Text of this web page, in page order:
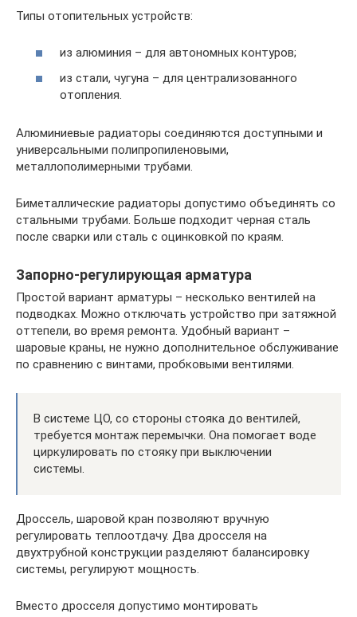
Типы отопительных устройств:
из алюминия – для автономных контуров;
из стали, чугуна – для централизованного
отопления.
Алюминиевые радиаторы соединяются доступными и
универсальными полипропиленовыми,
металлополимерными трубами.
Биметаллические радиаторы допустимо объединять со
стальными трубами. Больше подходит черная сталь
после сварки или сталь с оцинковкой по краям.
Запорно-регулирующая арматура
Простой вариант арматуры – несколько вентилей на
подводках. Можно отключать устройство при затяжной
оттепели, во время ремонта. Удобный вариант –
шаровые краны, не нужно дополнительное обслуживание
по сравнению с винтами, пробковыми вентилями.
В системе ЦО, со стороны стояка до вентилей,
требуется монтаж перемычки. Она помогает воде
циркулировать по стояку при выключении
системы.
Дроссель, шаровой кран позволяют вручную
регулировать теплоотдачу. Два дросселя на
двухтрубной конструкции разделяют балансировку
системы, регулируют мощность.
Вместо дросселя допустимо монтировать